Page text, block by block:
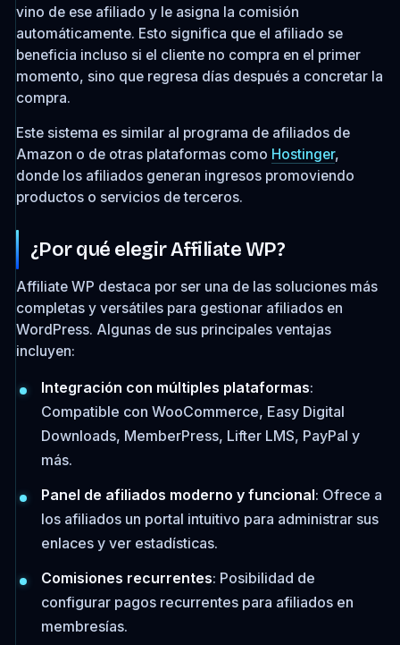
vino de ese afiliado y le asigna la comisión
automáticamente. Esto significa que el afiliado se
beneficia incluso si el cliente no compra en el primer
momento, sino que regresa días después a concretar la
compra.
Este sistema es similar al programa de afiliados de
Amazon o de otras plataformas como Hostinger,
donde los afiliados generan ingresos promoviendo
productos o servicios de terceros.
¿Por qué elegir Affiliate WP?
Affiliate WP destaca por ser una de las soluciones más
completas y versátiles para gestionar afiliados en
WordPress. Algunas de sus principales ventajas
incluyen:
Integración con múltiples plataformas:
Compatible con WooCommerce, Easy Digital
Downloads, MemberPress, Lifter LMS, PayPal y
más.
Panel de afiliados moderno y funcional: Ofrece a
los afiliados un portal intuitivo para administrar sus
enlaces y ver estadísticas.
Comisiones recurrentes: Posibilidad de
configurar pagos recurrentes para afiliados en
membresías.